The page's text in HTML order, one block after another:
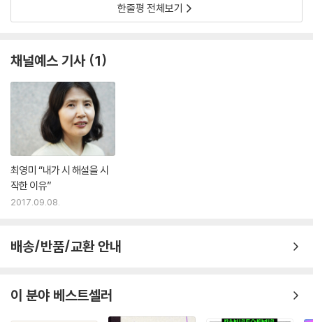
한줄평 전체보기
채널예스 기사 1
최영미 “내가 시 해설을 시
작한 이유”
2017.09.08.
배송/반품/교환 안내
이 분야 베스트셀러